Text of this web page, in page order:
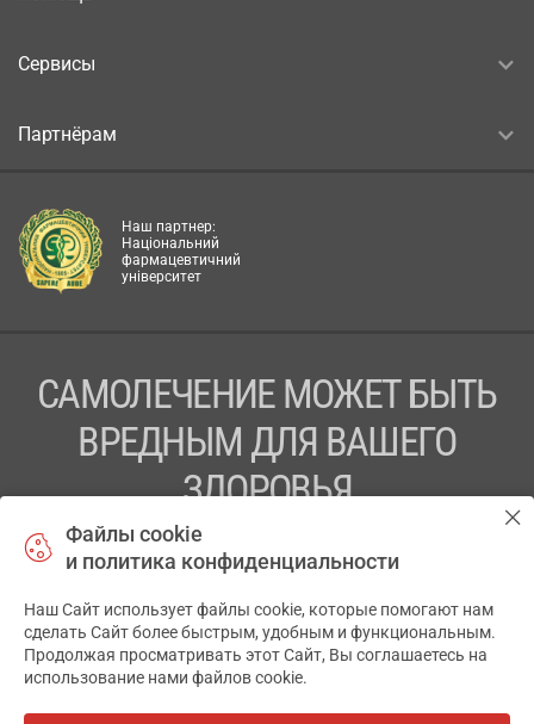
Сервисы
Партнёрам
Наш партнер:
Національний
фармацевтичний
університет
САМОЛЕЧЕНИЕ МОЖЕТ БЫТЬ
ВРЕДНЫМ ДЛЯ ВАШЕГО
ЗДОРОВЬЯ
ПЕРЕД ПРИМЕНЕНИЕМ ПРЕПАРАТА
ПРОКОНСУЛЬТИРУЙТЕСЬ С ВРАЧОМ
ТОВ «АПТЕКА 911.ЮА» Код ЄДРПОУ 43631965.
Отказ от ответственности
Файлы cookie
и политика конфиденциальности
Наш Сайт использует файлы cookie, которые помогают нам
сделать Сайт более быстрым, удобным и функциональным.
Продолжая просматривать этот Сайт, Вы соглашаетесь на
использование нами файлов cookie.
✕